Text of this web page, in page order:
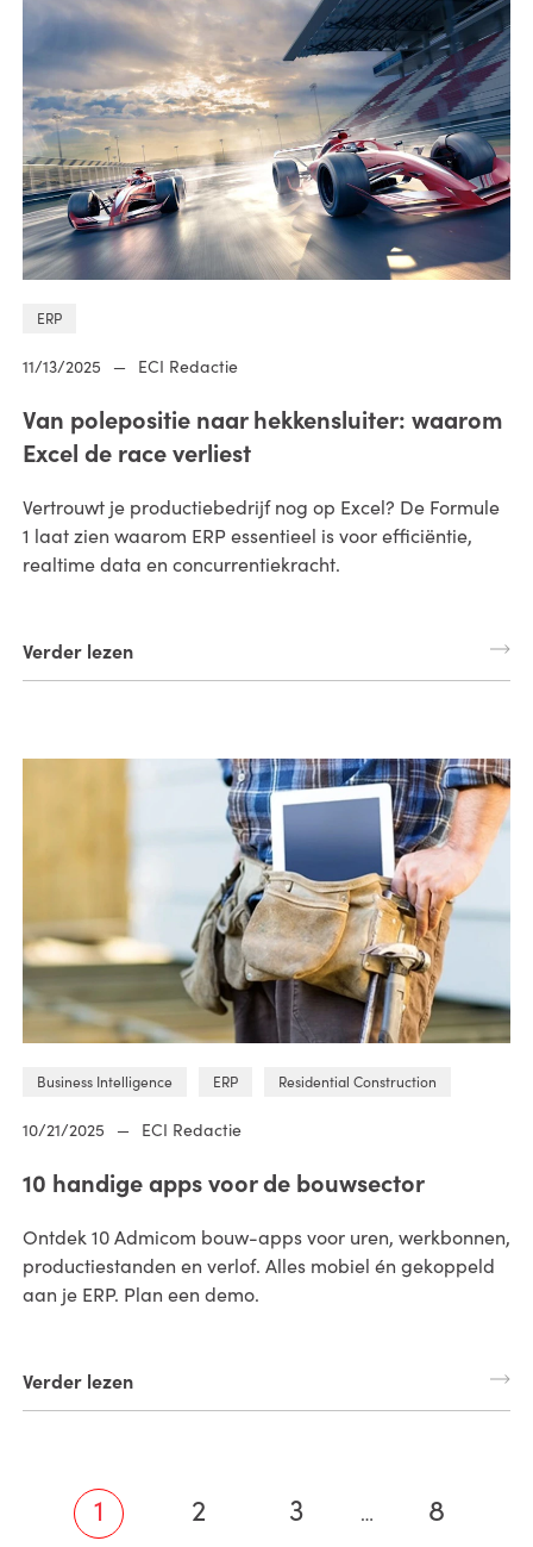
ERP
11/13/2025 — ECI Redactie
Van polepositie naar hekkensluiter: waarom
Excel de race verliest
Vertrouwt je productiebedrijf nog op Excel? De Formule
1 laat zien waarom ERP essentieel is voor efficiëntie,
realtime data en concurrentiekracht.
Verder lezen
Business Intelligence ERP Residential Construction
10/21/2025 — ECI Redactie
10 handige apps voor de bouwsector
Ontdek 10 Admicom bouw-apps voor uren, werkbonnen,
productiestanden en verlof. Alles mobiel én gekoppeld
aan je ERP. Plan een demo.
Verder lezen
1 2 3 … 8